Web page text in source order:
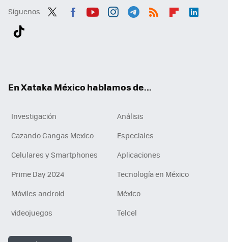
Síguenos
En Xataka México hablamos de...
Investigación
Análisis
Cazando Gangas Mexico
Especiales
Celulares y Smartphones
Aplicaciones
Prime Day 2024
Tecnología en México
Móviles android
México
videojuegos
Telcel